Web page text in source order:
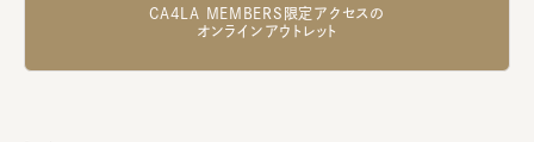
CA4LA MEMBERS限定アクセスの
オンラインアウトレット